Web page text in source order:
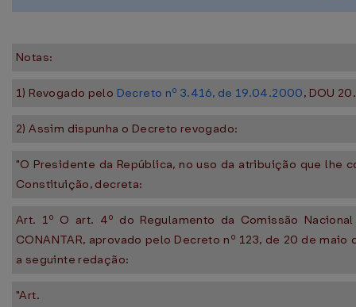
Notas:
1) Revogado pelo Decreto nº 3.416, de 19.04.2000, DOU
2) Assim dispunha o Decreto revogado:
"O Presidente da República, no uso da atribuição que lhe
Constituição, decreta:
Art. 1º O art. 4º do Regulamento da Comissão
CONANTAR, aprovado pelo Decreto nº 123, de 20 de maio
a seguinte redação:
"Art.